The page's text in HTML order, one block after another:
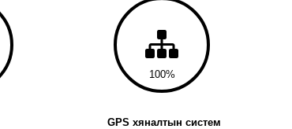
100
GPS хяналтын систем